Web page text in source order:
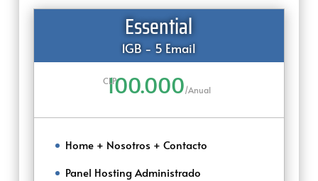
Essential
1GB - 5 Email
CLP
100.000/Anual
Home + Nosotros + Contacto
Panel Hosting Administrado